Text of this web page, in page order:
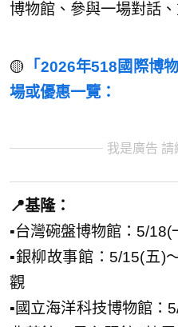
博物館、參與一場對話
🟡
「2026年518國際博
場或優惠一覽：
我是廣告 請
📍基隆：
▪️台灣碗盤博物館：5/
▪️銀柳故事館：5/15(五)
觀
▪️國立海洋科技博物館：